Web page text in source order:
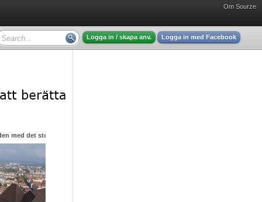
Om Sourze
Logga in / skapa anv. Logga in med Facebook
med det stora hjärtat